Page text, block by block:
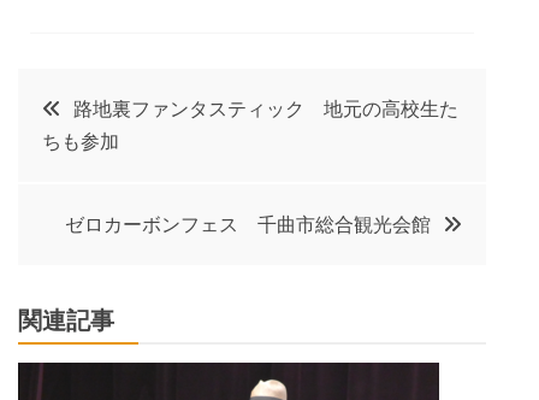
投
稿
ビ
ゲ
路地裏ファンタスティック 地元の高校生た
ちも参加
ゼロカーボンフェス 千曲市総合観光会館
関連記事